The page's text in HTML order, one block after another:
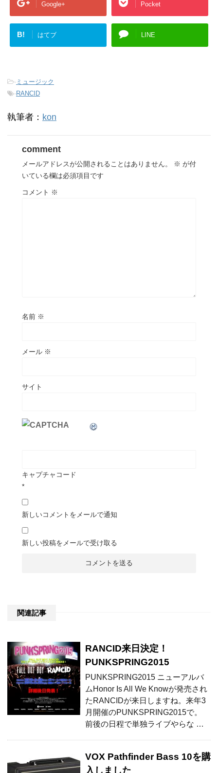
Google+ Pocket
B! はてブ LINE
- ミュージック
-RANCID
執筆者： kon
comment
メールアドレスが公開されることはありません。 ※ が付
いている欄は必須項目です
コメント ※
名前 ※
メール ※
サイト
キャプチャコード
*
新しいコメントをメールで通知
新しい投稿をメールで受け取る
関連記事
RANCID来日決定！
PUNKSPRING2015
PUNKSPRING2015 ニューアルバ
ムHonor Is All We Knowが発売され
たRANCIDが来日しますね。来年3
月開催のPUNKSPRING2015で。
前後の日程で単独ライブやらな …
VOX Pathfinder Bass 10を購
入しました